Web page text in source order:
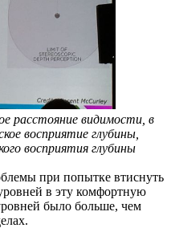
расстояние видимости, в
восприятие глубины,
восприятия глубины
при попытке втиснуть
в эту комфортную
было больше, чем